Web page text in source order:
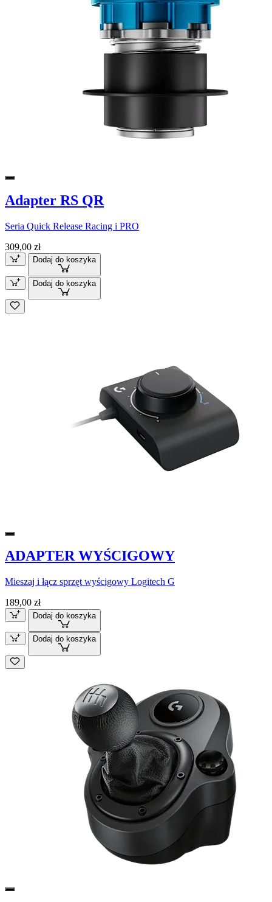
Adapter RS QR
Seria Quick Release Racing i PRO
309,00 zł
Dodaj do koszyka
Dodaj do koszyka
ADAPTER WYŚCIGOWY
Mieszaj i łącz sprzęt wyścigowy Logitech G
189,00 zł
Dodaj do koszyka
Dodaj do koszyka